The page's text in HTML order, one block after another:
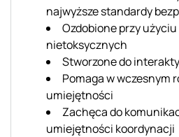
najwyższe standardy
Ozdobione przy
nietoksycznych
Stworzone do
Pomaga w wczesnym
umiejętności
Zachęca do
umiejętności koordynacji